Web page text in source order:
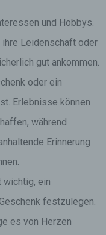
und Hobbys.
ihre Leidenschaft oder
gut ankommen.
oder ein
Erlebnisse können
während
Erinnerung
wichtig, ein
festzulegen.
es von Herzen